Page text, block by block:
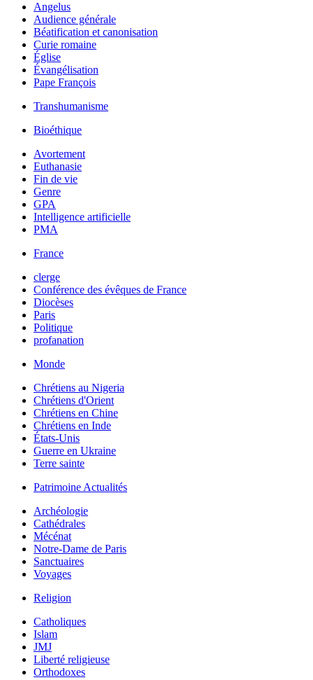
Angelus
Audience générale
Béatification et canonisation
Curie romaine
Église
Évangélisation
Pape François
Transhumanisme
Bioéthique
Avortement
Euthanasie
Fin de vie
Genre
GPA
Intelligence artificielle
PMA
France
clerge
Conférence des évêques de France
Diocèses
Paris
Politique
profanation
Monde
Chrétiens au Nigeria
Chrétiens d'Orient
Chrétiens en Chine
Chrétiens en Inde
États-Unis
Guerre en Ukraine
Terre sainte
Patrimoine Actualités
Archéologie
Cathédrales
Mécénat
Notre-Dame de Paris
Sanctuaires
Voyages
Religion
Catholiques
Islam
JMJ
Liberté religieuse
Orthodoxes